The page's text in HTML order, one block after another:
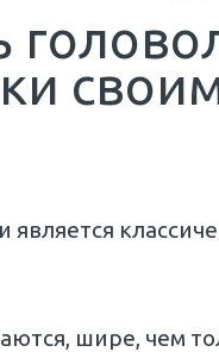
является
шире, чем